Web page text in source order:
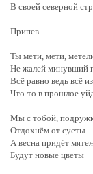
В своей северной
Припев.
Ты мети, мети,
Не жалей минувший
Всё равно ведь всё
Что-то в прошлое
Мы с тобой,
Отдохнём от суеты
А весна придёт
Будут новые цветы